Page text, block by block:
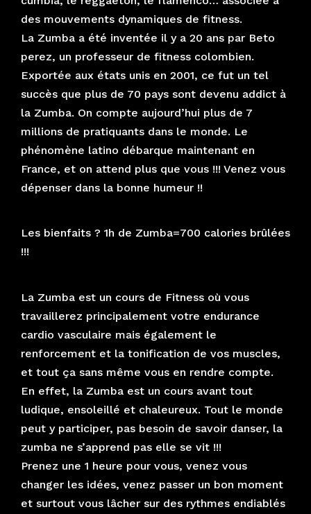
des mouvements dynamiques de fitness.
La Zumba a été inventée il y a 20 ans par Beto
perez, un professeur de fitness colombien.
Exportée aux états unis en 2001, ce fut un tel
succès que plus de 70 pays sont devenu addict à
la Zumba. On compte aujourd’hui plus de 7
millions de pratiquants dans le monde. Le
phénomène latino débarque maintenant en
France, et on attend plus que vous !!! Venez vous
dépenser dans la bonne humeur !!
Les bienfaits ? 1h de Zumba=700 calories brûlées
!!!
La Zumba est un cours de Fitness où vous
travaillerez principalement votre endurance
cardio vasculaire mais également le
renforcement et la tonification de vos muscles,
et tout ça sans même vous en rendre compte.
En effet, la Zumba est un cours avant tout
ludique, ensoleillé et chaleureux. Tout le monde
peut y participer, pas besoin de savoir danser, la
zumba ne s’apprend pas elle se vit !!!
Prenez une 1 heure pour vous, venez vous
changer les idées, venez passer un bon moment
et surtout vous lâcher sur des rythmes endiablés